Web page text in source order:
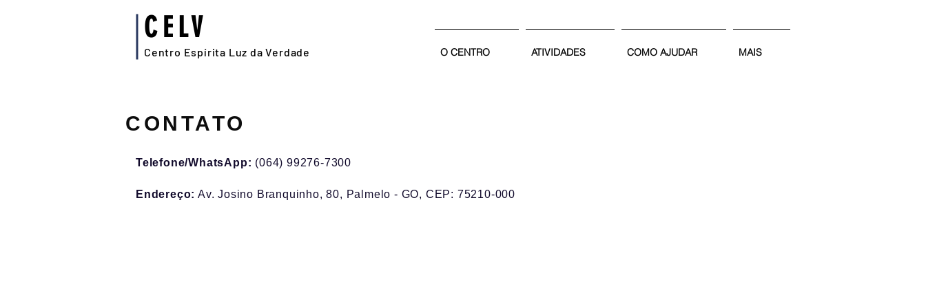
CELV
Centro Espírita Luz da Verdade O CENTRO ATIVIDADES COMO AJUDAR MAIS
CONTATO
Telefone/WhatsApp: (064) 99276-7300
Endereço: Av. Josino Branquinho, 80, Palmelo - GO, CEP: 75210-000